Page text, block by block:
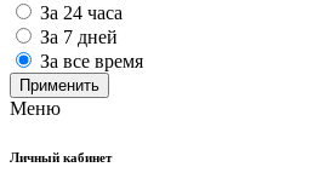
За 24 часа
За 7 дней
За все время
Применить
Меню
Личный кабинет